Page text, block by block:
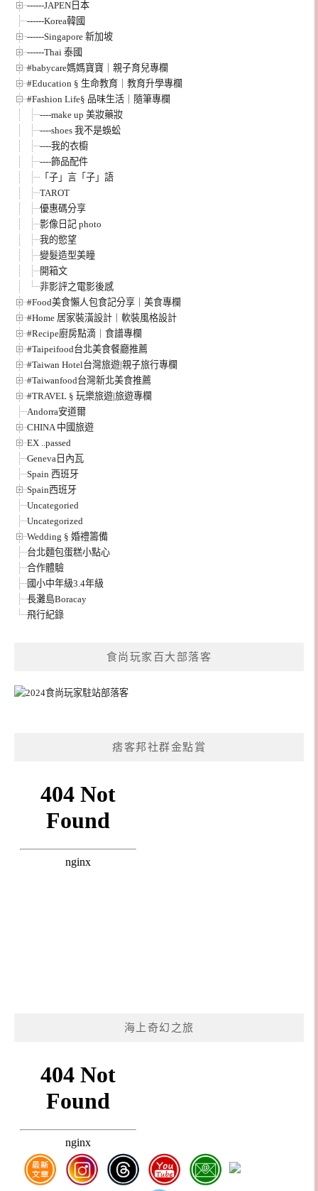
------JAPEN日本
------Korea韓國
------Singapore 新加坡
------Thai 泰國
#babycare媽媽寶寶｜親子育兒專欄
#Education § 生命教育｜教育升學專欄
#Fashion Life§ 品味生活｜隨筆專欄
----make up 美妝藥妝
----shoes 我不是蜈蚣
----我的衣櫥
----飾品配件
「子」言「子」語
TAROT
優惠碼分享
影像日記 photo
我的慾望
變髮造型美瞳
開箱文
非影評之電影後感
#Food美食懶人包食記分享｜美食專欄
#Home 居家裝潢設計｜軟裝風格設計
#Recipe廚房點滴｜食譜專欄
#Taipeifood台北美食餐廳推薦
#Taiwan Hotel台灣旅遊|親子旅行專欄
#Taiwanfood台灣新北美食推薦
#TRAVEL § 玩樂旅遊|旅遊專欄
Andorra安道爾
CHINA 中國旅遊
EX ..passed
Geneva日內瓦
Spain 西班牙
Spain西班牙
Uncategoried
Uncategorized
Wedding § 婚禮籌備
台北麵包蛋糕小點心
合作體驗
國小中年級3.4年級
長灘島Boracay
飛行紀錄
食尚玩家百大部落客
痞客邦社群金點賞
海上奇幻之旅